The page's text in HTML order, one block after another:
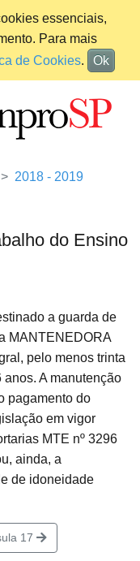
essenciais,
Para mais
de Cookies. Ok
2018 - 2019
do Ensino
a guarda de
MANTENEDORA
pelo menos trinta
A manutenção
pagamento do
em vigor
MTE nº 3296
ainda, a
de idoneidade
17